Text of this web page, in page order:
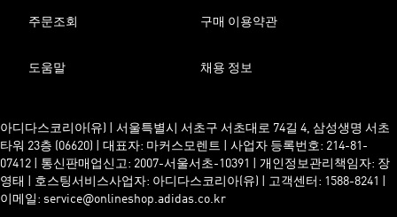
주문조회 구매 이용약관
도움말 채용 정보
아디다스코리아(유) | 서울특별시 서초구 서초대로 74길 4, 삼성생명 서초
타워 23층 (06620) | 대표자: 마커스모렌트 | 사업자 등록번호: 214-81-
07412 | 통신판매업신고: 2007-서울서초-10391 | 개인정보관리책임자: 장
영태 | 호스팅서비스사업자: 아디다스코리아(유) | 고객센터: 1588-8241 |
이메일: service@onlineshop.adidas.co.kr